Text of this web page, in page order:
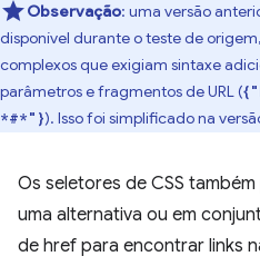
Observação: uma versão
disponível durante o teste de
complexos que exigiam sintaxe
parâmetros e fragmentos de URL (
*#*"}). Isso foi simplificado na
Os seletores de CSS
uma alternativa ou em
de href para encontrar links